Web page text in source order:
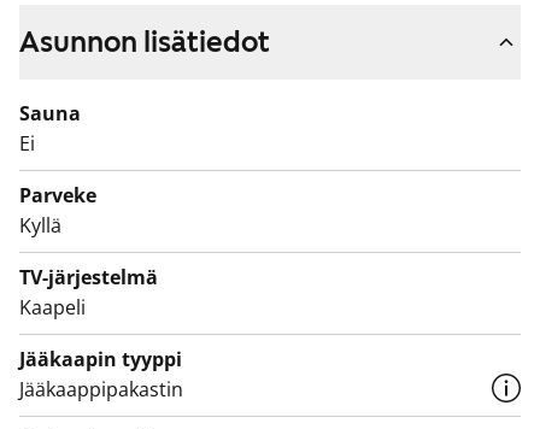
Asuntojen parvekkeet ovat toistaiseksi käyttökiellossa
ajalta maksetaan vuokrahyvitystä.
Asunnon lisätiedot
Sauna
Ei
Parveke
Kyllä
TV-järjestelmä
Kaapeli
Jääkaapin tyyppi
Jääkaappipakastin